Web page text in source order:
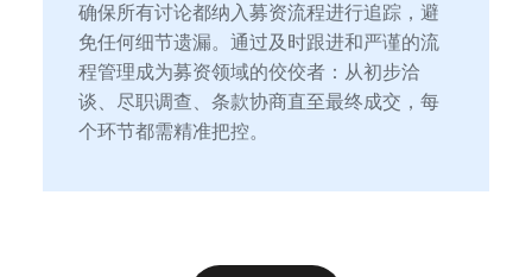
确保所有讨论都纳入募资流程进行追踪，避
免任何细节遗漏。通过及时跟进和严谨的流
程管理成为募资领域的佼佼者：从初步洽
谈、尽职调查、条款协商直至最终成交，每
个环节都需精准把控。